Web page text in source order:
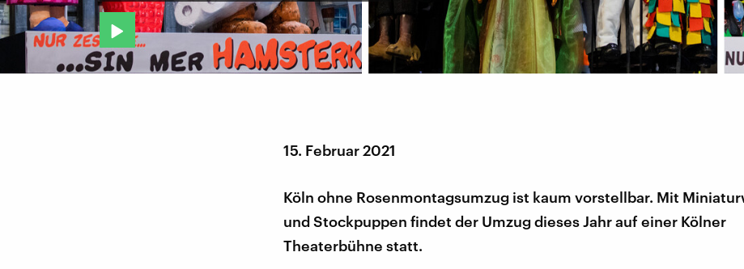
15. Februar 2021
Köln ohne Rosenmontagsumzug ist kaum vorstellbar. Mit
und Stockpuppen findet der Umzug dieses Jahr auf einer Kölner
Theaterbühne statt.